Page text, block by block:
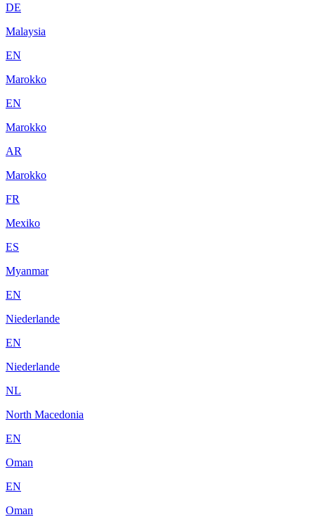
DE
Malaysia
EN
Marokko
EN
Marokko
AR
Marokko
FR
Mexiko
ES
Myanmar
EN
Niederlande
EN
Niederlande
NL
North Macedonia
EN
Oman
EN
Oman